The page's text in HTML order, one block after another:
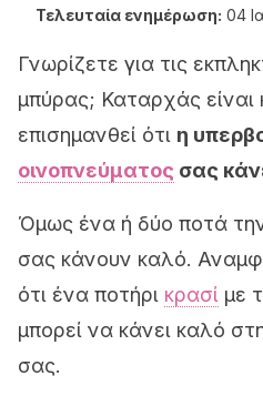
Τελευταία ενημέρωση: 04
Γνωρίζετε για τις
μπύρας; Καταρχάς είναι
επισημανθεί ότι η
οινοπνεύματος σας
Όμως ένα ή δύο ποτά
σας κάνουν καλό.
ότι ένα ποτήρι κρασί με
μπορεί να κάνει καλό
σας.